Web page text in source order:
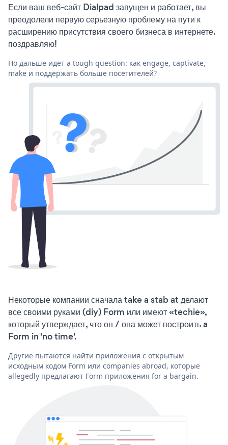
Если ваш веб-сайт Dialpad запущен и работает, вы
преодолели первую серьезную проблему на пути к
расширению присутствия своего бизнеса в интернете.
поздравляю!
Но дальше идет a tough question: как engage, captivate,
make и поддержать больше посетителей?
Некоторые компании сначала take a stab at делают
все своими руками (diy) Form или имеют «techie»,
который утверждает, что он / она может построить a
Form in 'no time'.
Другие пытаются найти приложения с открытым
исходным кодом Form или companies abroad, которые
allegedly предлагают Form приложения for a bargain.